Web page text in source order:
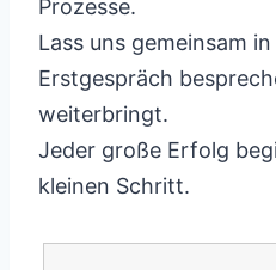
Prozesse.
Lass uns gemeinsam
Erstgespräch
weiterbringt.
Jeder große Erfolg
kleinen Schritt.